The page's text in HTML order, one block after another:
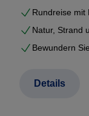
Rundreise mit
Natur, Strand
Bewundern
Details